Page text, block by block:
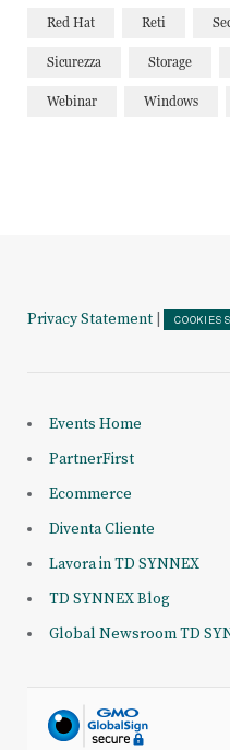
Red Hat Reti
Sicurezza Storage
Webinar Windows
Privacy Statement COOKIES
Events Home
PartnerFirst
Ecommerce
Diventa Cliente
Lavora in TD SYNNEX
TD SYNNEX Blog
Global Newsroom TD